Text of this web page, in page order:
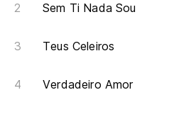
Sem Ti Nada Sou
Teus Celeiros
Verdadeiro Amor